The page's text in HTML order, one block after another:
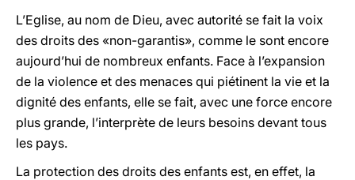
L’Eglise, au nom de Dieu, avec autorité se fait la voix
des droits des «non-garantis», comme le sont encore
aujourd’hui de nombreux enfants. Face à l’expansion
de la violence et des menaces qui piétinent la vie et la
dignité des enfants, elle se fait, avec une force encore
plus grande, l’interprète de leurs besoins devant tous
les pays.
La protection des droits des enfants est, en effet, la